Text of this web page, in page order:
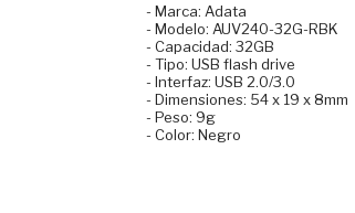
- Marca: Adata
- Modelo: AUV240-32G-RBK
- Capacidad: 32GB
- Tipo: USB flash drive
- Interfaz: USB 2.0/3.0
- Dimensiones: 54 x 19 x 8mm
- Peso: 9g
- Color: Negro